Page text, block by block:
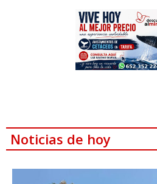
Noticias de hoy